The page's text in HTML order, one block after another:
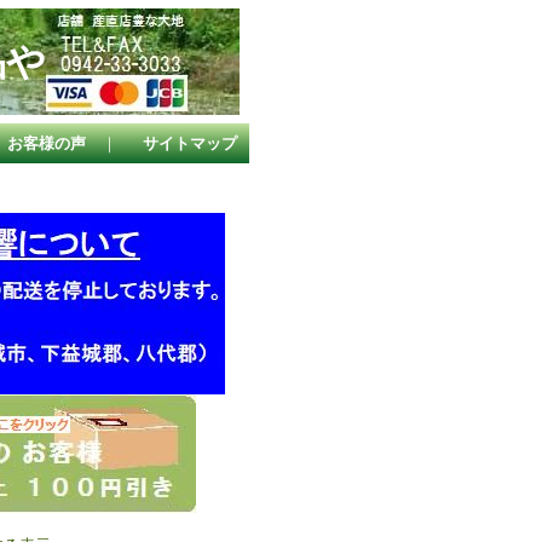
お客様の声 ｜ サイトマップ